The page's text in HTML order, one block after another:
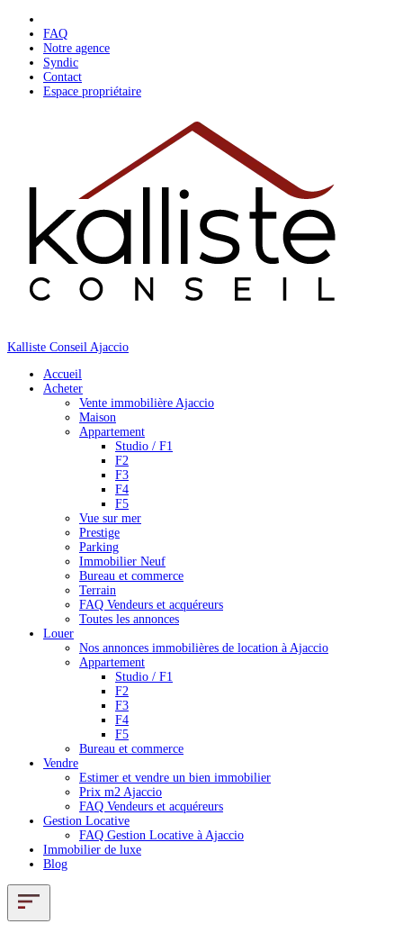
content
FAQ
Notre agence
Syndic
Contact
Espace propriétaire
Kalliste Conseil Ajaccio
Accueil
Acheter
Vente immobilière Ajaccio
Maison
Appartement
Studio / F1
F2
F3
F4
F5
Vue sur mer
Prestige
Parking
Immobilier Neuf
Bureau et commerce
Terrain
FAQ Vendeurs et acquéreurs
Toutes les annonces
Louer
Nos annonces immobilières de location à Ajaccio
Appartement
Studio / F1
F2
F3
F4
F5
Bureau et commerce
Vendre
Estimer et vendre un bien immobilier
Prix m2 Ajaccio
FAQ Vendeurs et acquéreurs
Gestion Locative
FAQ Gestion Locative à Ajaccio
Immobilier de luxe
Blog